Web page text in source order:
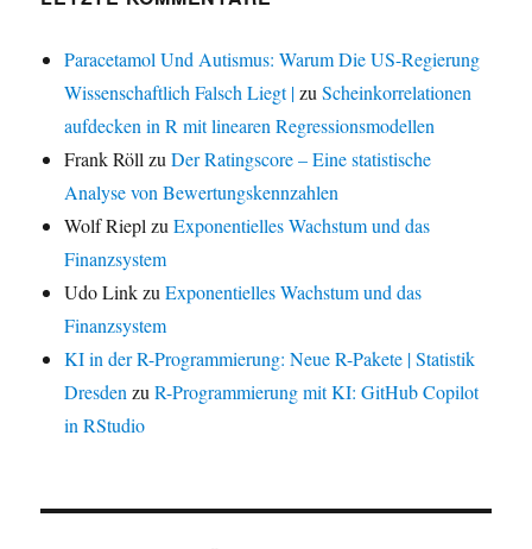
Paracetamol Und Autismus: Warum Die US-Regierung
Wissenschaftlich Falsch Liegt |zuScheinkorrelationen
aufdecken in R mit linearen Regressionsmodellen
Frank RöllzuDer Ratingscore – Eine statistische
Analyse von Bewertungskennzahlen
Wolf RieplzuExponentielles Wachstum und das
Finanzsystem
Udo LinkzuExponentielles Wachstum und das
Finanzsystem
KI in der R-Programmierung: Neue R-Pakete | Statistik
DresdenzuR-Programmierung mit KI: GitHub Copilot
in RStudio